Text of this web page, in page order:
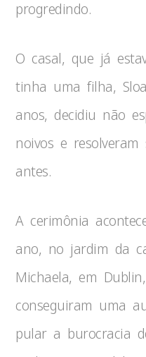
progredindo.
O casal, que já
tinha uma filha,
anos, decidiu não
noivos e
antes.
A cerimônia
ano, no jardim da
Michaela, em
conseguiram uma
pular a burocracia